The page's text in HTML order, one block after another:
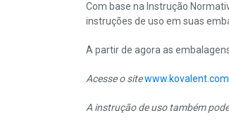
Com base na Instrução
instruções de uso em suas
A partir de agora as
Acesse o site
A instrução de uso também